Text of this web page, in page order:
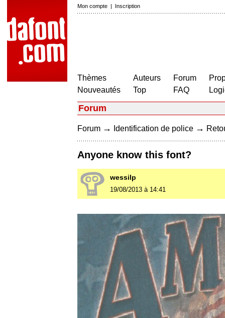
Mon compte | Inscription
Thèmes
Nouveautés
Auteurs
Top
Forum
FAQ
Forum
Forum → Identification de police →
Anyone know this font?
wessilp
19/08/2013 à 14:41